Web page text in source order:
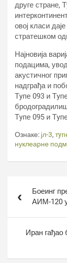
друге стране,
овој класи
стратешком
Најновија
подацима,
акустичног
надграђа и
Тyпе 093 и
Тyпе 095 и
Ознаке: јл-3,
нуклеарне
чланкаБоеинг
АИМ-120
Иран гађао